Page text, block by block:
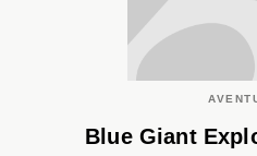
Blue Giant